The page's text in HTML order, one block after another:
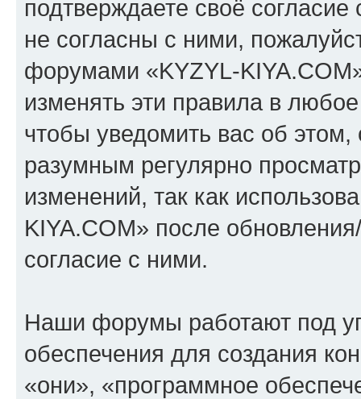
подтверждаете своё
не согласны с ними,
форумами «KYZYL-
изменять эти правила в
чтобы уведомить вас об
разумным регулярно
изменений, так как
KIYA.COM» после
согласие с ними.
Наши форумы работают под
обеспечения для создания
«они», «программное